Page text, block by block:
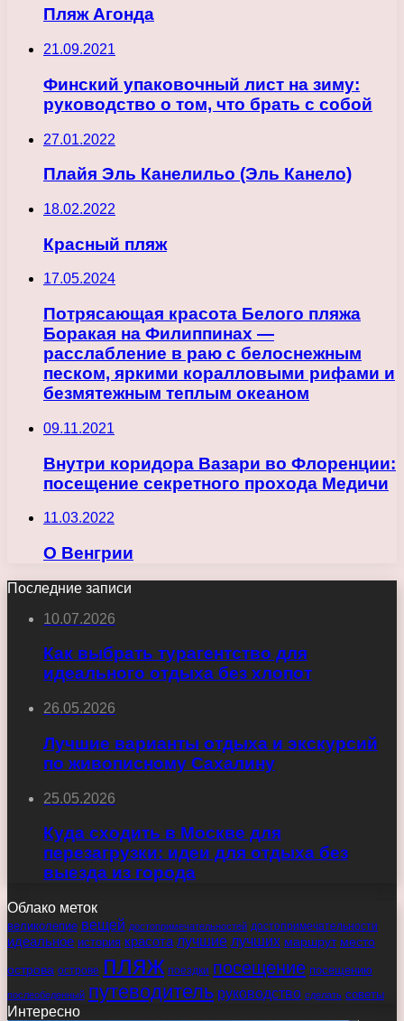
Пляж Агонда
21.09.2021
Финский упаковочный лист на зиму:
руководство о том, что брать с собой
27.01.2022
Плайя Эль Канелильо (Эль Канело)
18.02.2022
Красный пляж
17.05.2024
Потрясающая красота Белого пляжа
Боракая на Филиппинах —
расслабление в раю с белоснежным
песком, яркими коралловыми рифами и
безмятежным теплым океаном
09.11.2021
Внутри коридора Вазари во Флоренции:
посещение секретного прохода Медичи
11.03.2022
О Венгрии
Последние записи
10.07.2026
Как выбрать турагентство для
идеального отдыха без хлопот
26.05.2026
Лучшие варианты отдыха и экскурсий
по живописному Сахалину
25.05.2026
Куда сходить в Москве для
перезагрузки: идеи для отдыха без
выезда из города
Облако меток
великолепие вещей достопримечательностей достопримечательности
идеальное история красота лучшие лучших маршрут место
острова острове пляж поездки посещение посещению
послеобеденный путеводитель руководство сделать советы
Интересно